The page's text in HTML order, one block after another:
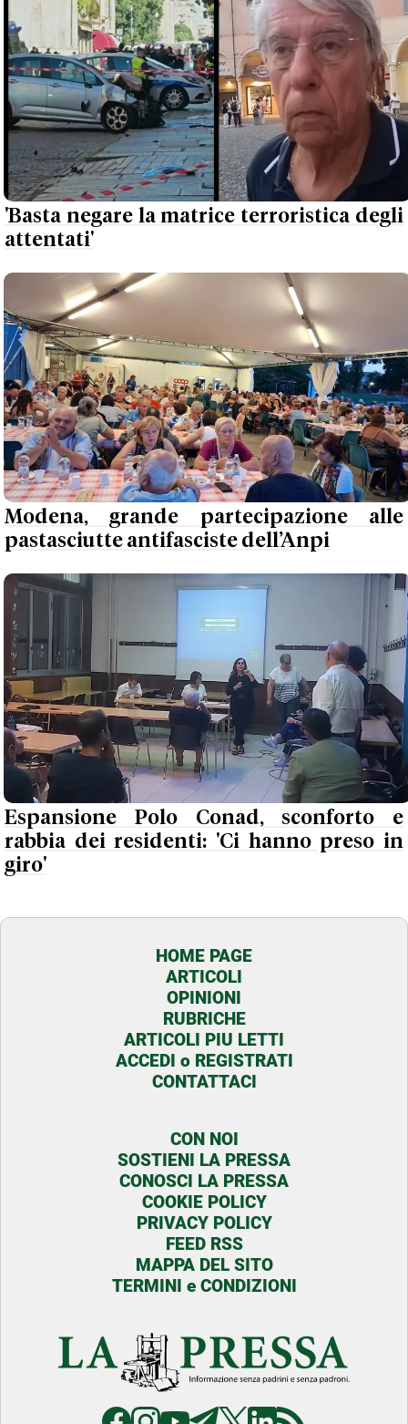
'Basta negare la matrice terroristica degli
attentati'
Modena, grande partecipazione alle
pastasciutte antifasciste dell’Anpi
Espansione Polo Conad, sconforto e
rabbia dei residenti: 'Ci hanno preso in
giro'
HOME PAGE
ARTICOLI
OPINIONI
RUBRICHE
ARTICOLI PIU LETTI
ACCEDI o REGISTRATI
CONTATTACI
CON NOI
SOSTIENI LA PRESSA
CONOSCI LA PRESSA
COOKIE POLICY
PRIVACY POLICY
FEED RSS
MAPPA DEL SITO
TERMINI e CONDIZIONI